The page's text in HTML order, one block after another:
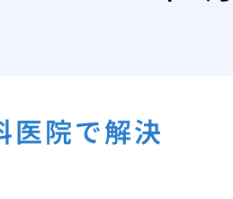
医院で解決